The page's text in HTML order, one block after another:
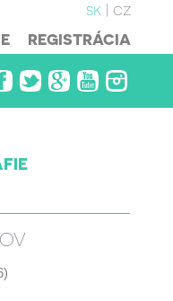
sk
cz
REGISTRÁCIA